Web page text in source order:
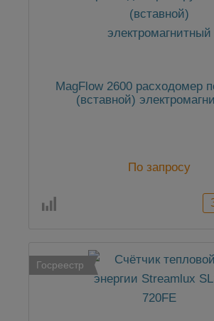
MagFlow 2600 расходомер
(вставной)
По запросу
Госреестр